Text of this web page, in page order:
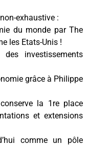
exhaustive :
du monde par The
les Etats-Unis !
investissements
grâce à Philippe
la 1re place
et extensions
comme un pôle